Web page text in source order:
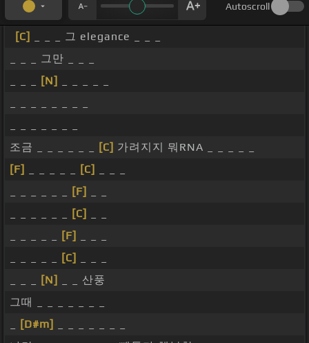
Autoscroll
[C]
_ _ _ 그 elegance _ _ _
_ _ _ 그만 _ _ _
[N]
조금 _ _ _ _ _ _
[C] 가려지지 뭐RNA _ _ _ _ _
[F]
[C]
[F]
[C]
[F]
[C]
[N]
_ _ 산풍
그때 _ _ _ _ _ _ _
[D#m]